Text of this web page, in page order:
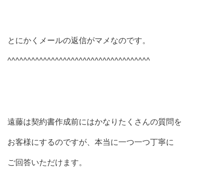
とにかくメールの返信がマメなのです。
^^^^^^^^^^^^^^^^^^^^^^^^^^^^^^^^^^^^
遠藤は契約書作成前にはかなりたくさんの質問を
お客様にするのですが、本当に一つ一つ丁寧に
ご回答いただけます。